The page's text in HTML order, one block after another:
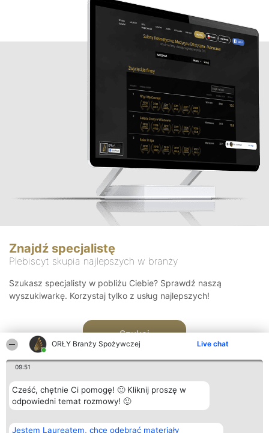
ORŁY Branży Spożywczej Live chat
09:51
Cześć, chętnie Ci pomogę! 🙂 Kliknij proszę w
odpowiedni temat rozmowy! 🙂
Jestem Laureatem, chcę odebrać materiały
Znajdź specjalistę
Plebiscyt skupia najlepszych w branży
Szukasz specjalisty w pobliżu Ciebie? Sprawdź naszą
wyszukiwarkę. Korzystaj tylko z usług najlepszych!
Szukaj
Organizator plebiscytu
Bright Side Solutions sp. z o.
Plebiscyt
Laureaci
Kontakt
Kontakt